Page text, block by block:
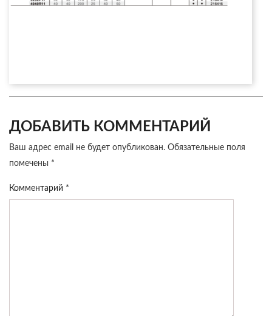
ДОБАВИТЬ КОММЕНТАРИЙ
Ваш адрес email не будет опубликован. Обязательные поля
помечены *
Комментарий *